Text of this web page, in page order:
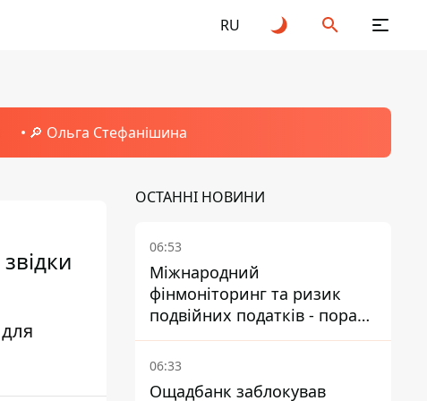
RU
🔎 Ольга Стефанішина
ОСТАННІ НОВИНИ
06:53
Міжнародний
фінмоніторинг та ризик
подвійних податків - поради
українцям в Польщі
06:33
Ощадбанк заблокував